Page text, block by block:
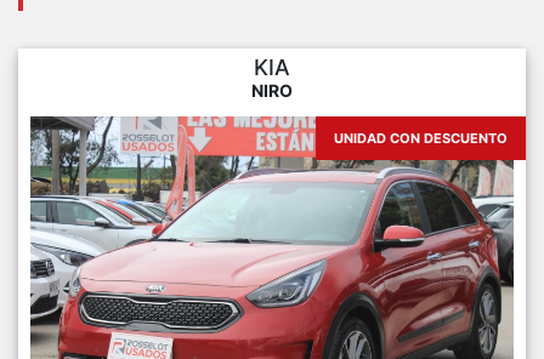
KIA
NIRO
UNIDAD CON DESCUENTO